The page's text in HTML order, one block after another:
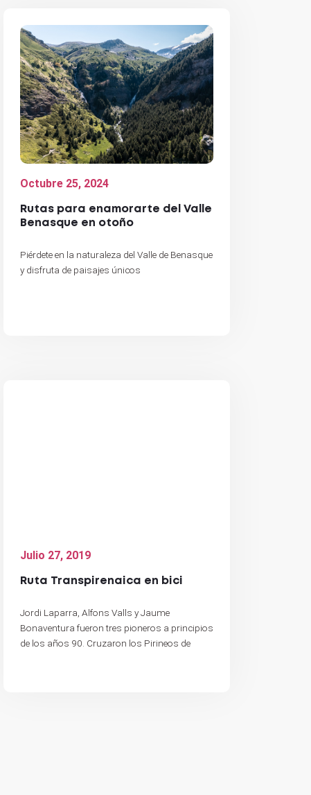
Octubre 25, 2024
Rutas para enamorarte del Valle
Benasque en otoño
Piérdete en la naturaleza del Valle de Benasque
y disfruta de paisajes únicos
Julio 27, 2019
Ruta Transpirenaica en bici
Jordi Laparra, Alfons Valls y Jaume
Bonaventura fueron tres pioneros a principios
de los años 90. Cruzaron los Pirineos de